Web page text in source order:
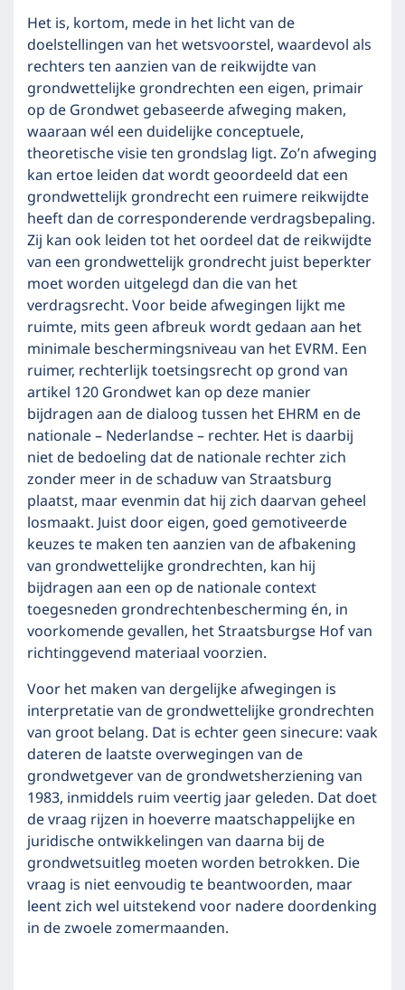
Het is, kortom, mede in het licht van de
doelstellingen van het wetsvoorstel, waardevol als
rechters ten aanzien van de reikwijdte van
grondwettelijke grondrechten een eigen, primair
op de Grondwet gebaseerde afweging maken,
waaraan wél een duidelijke conceptuele,
theoretische visie ten grondslag ligt. Zo’n afweging
kan ertoe leiden dat wordt geoordeeld dat een
grondwettelijk grondrecht een ruimere reikwijdte
heeft dan de corresponderende verdragsbepaling.
Zij kan ook leiden tot het oordeel dat de reikwijdte
van een grondwettelijk grondrecht juist beperkter
moet worden uitgelegd dan die van het
verdragsrecht. Voor beide afwegingen lijkt me
ruimte, mits geen afbreuk wordt gedaan aan het
minimale beschermingsniveau van het EVRM. Een
ruimer, rechterlijk toetsingsrecht op grond van
artikel 120 Grondwet kan op deze manier
bijdragen aan de dialoog tussen het EHRM en de
nationale – Nederlandse – rechter. Het is daarbij
niet de bedoeling dat de nationale rechter zich
zonder meer in de schaduw van Straatsburg
plaatst, maar evenmin dat hij zich daarvan geheel
losmaakt. Juist door eigen, goed gemotiveerde
keuzes te maken ten aanzien van de afbakening
van grondwettelijke grondrechten, kan hij
bijdragen aan een op de nationale context
toegesneden grondrechtenbescherming én, in
voorkomende gevallen, het Straatsburgse Hof van
richtinggevend materiaal voorzien.
Voor het maken van dergelijke afwegingen is
interpretatie van de grondwettelijke grondrechten
van groot belang. Dat is echter geen sinecure: vaak
dateren de laatste overwegingen van de
grondwetgever van de grondwetsherziening van
1983, inmiddels ruim veertig jaar geleden. Dat doet
de vraag rijzen in hoeverre maatschappelijke en
juridische ontwikkelingen van daarna bij de
grondwetsuitleg moeten worden betrokken. Die
vraag is niet eenvoudig te beantwoorden, maar
leent zich wel uitstekend voor nadere doordenking
in de zwoele zomermaanden.